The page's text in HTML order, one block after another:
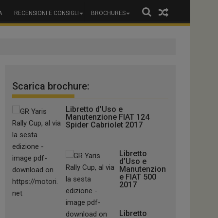
RECENSIONI E CONSIGLI BROCHURES
Scarica brochure:
Libretto d’Uso e
Manutenzione FIAT 124
Spider Cabriolet 2017
Libretto
d’Uso e
Manutenzion
e FIAT 500
2017
Libretto